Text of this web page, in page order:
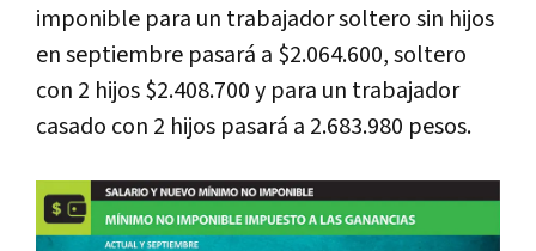
imponible para un trabajador soltero sin hijos
en septiembre pasará a $2.064.600, soltero
con 2 hijos $2.408.700 y para un trabajador
casado con 2 hijos pasará a 2.683.980 pesos.